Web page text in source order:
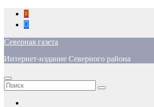
Перейти
содержимому
Северная газета
Интернет-издание Северного района